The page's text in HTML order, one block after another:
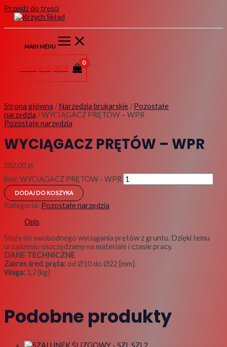
Przejdź do treści
MAIN MENU
zł
Strona główna /Narzedzia brukarskie /Pozostałe
narzędzia / WYCIĄGACZ PRĘTÓW – WPR
Pozostałe narzędzia
WYCIĄGACZ PRĘTÓW – WPR
282,00 zł
ilość WYCIĄGACZ PRĘTÓW - WPR
DODAJ DO KOSZYKA
Kategoria: Pozostałe narzędzia
Opis
Służy do swobodnego wyciągania prętów z gruntu. Dzięki temu
urządzeniu oszczędzamy na materiale i czasie pracy.
DANE TECHNICZNE
Zakres śred. pręta:od Ø10 do Ø22 [mm]
Waga: 1,2 [kg]
Podobne produkty